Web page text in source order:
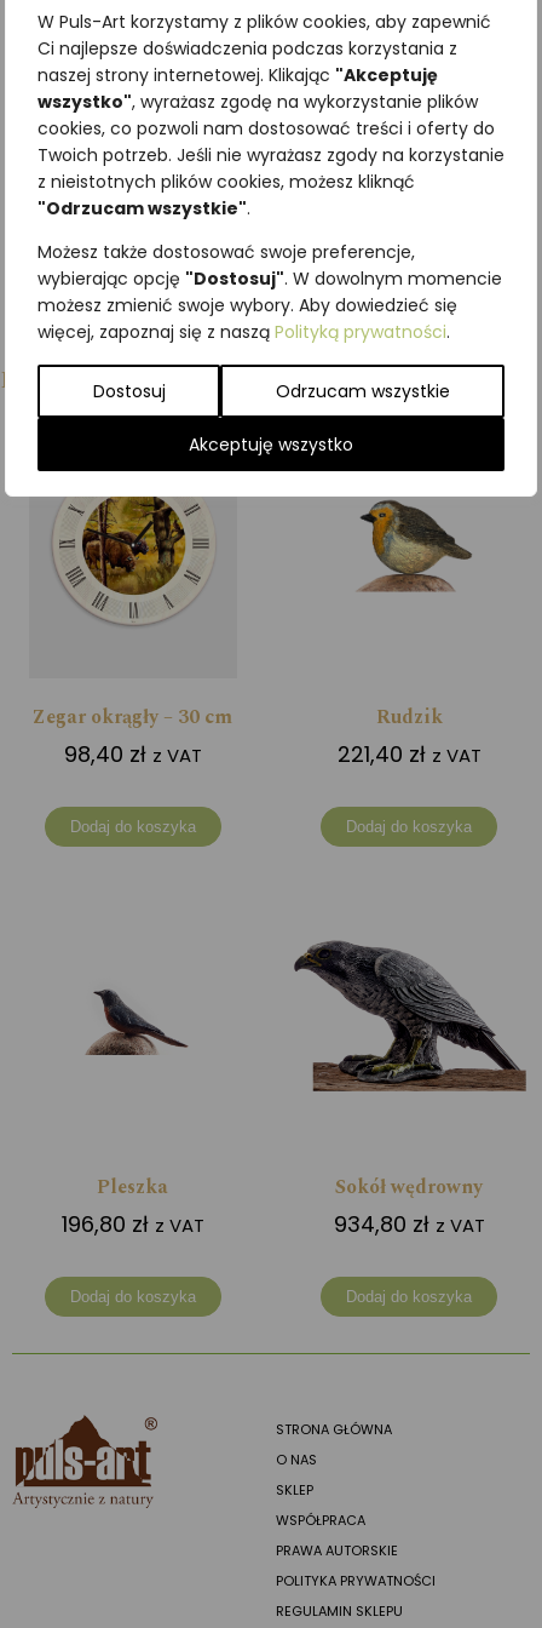
W Puls-Art korzystamy z plików cookies, aby zapewnić
Ci najlepsze doświadczenia podczas korzystania z
naszej strony internetowej. Klikając "Akceptuję
wszystko", wyrażasz zgodę na wykorzystanie plików
cookies, co pozwoli nam dostosować treści i oferty do
Twoich potrzeb. Jeśli nie wyrażasz zgody na korzystanie
z nieistotnych plików cookies, możesz kliknąć
"Odrzucam wszystkie".
Możesz także dostosować swoje preferencje,
wybierając opcję "Dostosuj". W dowolnym momencie
możesz zmienić swoje wybory. Aby dowiedzieć się
więcej, zapoznaj się z naszą Polityką prywatności.
Dostosuj Odrzucam wszystkie
Akceptuję wszystko
98,40zł z VAT
Dodaj do
koszyka
Podobne produkty
Zegar okrągły – 30 cm
98,40 zł z VAT
Dodaj do koszyka
Rudzik
221,40 zł z VAT
Dodaj do koszyka
Pleszka
196,80 zł z VAT
Dodaj do koszyka
Sokół wędrowny
934,80 zł z VAT
Dodaj do koszyka
STRONA GŁÓWNA
O NAS
SKLEP
WSPÓŁPRACA
PRAWA AUTORSKIE
POLITYKA PRYWATNOŚCI
REGULAMIN SKLEPU